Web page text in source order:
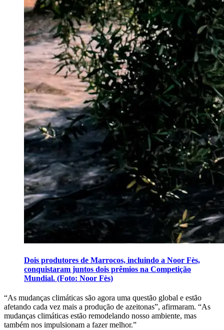
Dois produtores de Marrocos, incluindo a Noor Fès,
conquistaram juntos dois prêmios na Competição
Mundial. (Foto: Noor Fès)
“As mudanças climáticas são agora uma questão global e estão
afetando cada vez mais a produção de azeitonas”, afirmaram. “As
mudanças climáticas estão remodelando nosso ambiente, mas
também nos impulsionam a fazer melhor.”